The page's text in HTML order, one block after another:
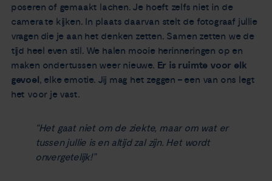
poseren of gemaakt lachen. Je hoeft zelfs niet in de
camera te kijken. In plaats daarvan stelt de fotograaf jullie
vragen die je aan het denken zetten. Samen zetten we de
tijd heel even stil. We halen mooie herinneringen op en
maken ondertussen weer nieuwe. Er is ruimte voor elk
gevoel, elke emotie. Jij mag het zeggen – een van ons legt
het voor je vast.
“Het gaat niet om de ziekte, maar om wat er
tussen jullie is en altijd zal zijn. Het wordt
onvergetelijk!”